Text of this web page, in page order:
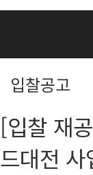
입찰공고
[입찰 재
드대전